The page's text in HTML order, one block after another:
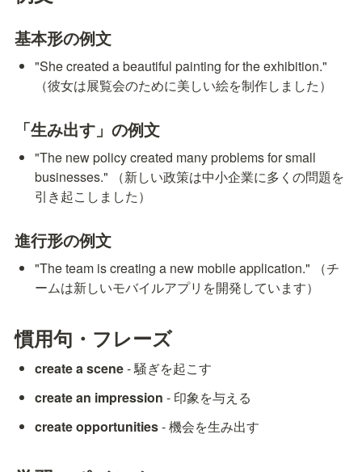
基本形の例文
"She created a beautiful painting for the exhibition."
（彼女は展覧会のために美しい絵を制作しました）
「生み出す」の例文
"The new policy created many problems for small
businesses." （新しい政策は中小企業に多くの問題を
引き起こしました）
進行形の例文
"The team is creating a new mobile application." （チ
ームは新しいモバイルアプリを開発しています）
慣用句・フレーズ
create a scene - 騒ぎを起こす
create an impression - 印象を与える
create opportunities - 機会を生み出す